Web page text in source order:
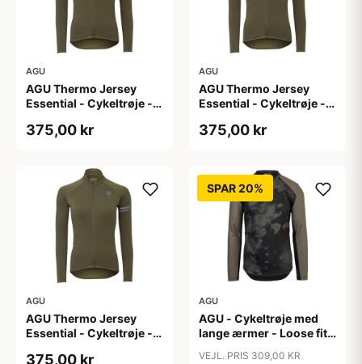
AGU
AGU Thermo Jersey
Essential - Cykeltrøje -
S
375,00 kr
AGU
AGU Thermo Jersey
Essential - Cykeltrøje -
XL
375,00 kr
AGU
AGU Thermo Jersey
Essential - Cykeltrøje -
375,00 kr
SPAR 20%
AGU
AGU - Cykeltrøje med
lange ærmer - Loose fit -
VEJL. PRIS 309,00 KR